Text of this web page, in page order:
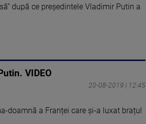
după ce președintele Vladimir Putin a
VIDEO
20-08-2019 | 12:45
doamnă a Franței care și-a luxat brațul